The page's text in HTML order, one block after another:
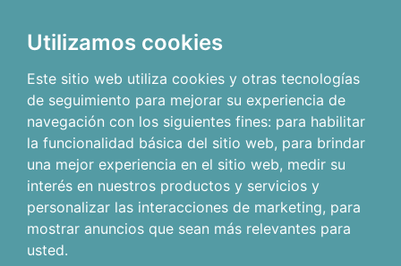
Utilizamos cookies
Este sitio web utiliza cookies y otras tecnologías
de seguimiento para mejorar su experiencia de
navegación con los siguientes fines: para habilitar
la funcionalidad básica del sitio web, para brindar
una mejor experiencia en el sitio web, medir su
interés en nuestros productos y servicios y
personalizar las interacciones de marketing, para
mostrar anuncios que sean más relevantes para
usted.